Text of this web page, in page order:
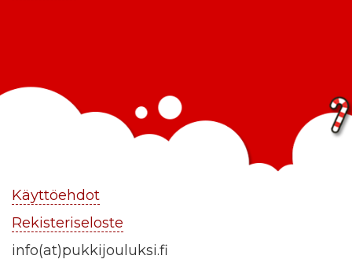
Käyttöehdot
Rekisteriseloste
info(at)pukkijouluksi.fi